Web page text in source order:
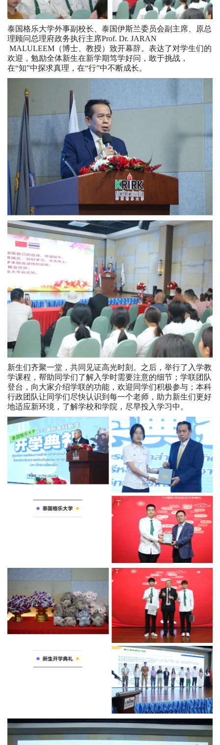
泰国格乐大学外事副校长、泰国伊斯兰委员会副主席、原总
理顾问总理府政务执行主席Prof. Dr. JARAN
MALULEEM（博士、教授）致开幕辞。表达了对学生们的
欢迎，勉励全体新生在新学期笃学好问，敢于挑战，
在“知”中探求真理，在“行”中不断成长。
新生们齐聚一堂，共同见证高光时刻。之后，举行了入学教
学课程，帮助同学们了解入学时需要注意的细节；学联团队
登台，向大家介绍学联的功能，欢迎同学们积极参与；本科
行政团队让同学们尽快认识到每一个老师，助力新生们更好
地适应新环境，了解学校和学院，尽早投入学习中。